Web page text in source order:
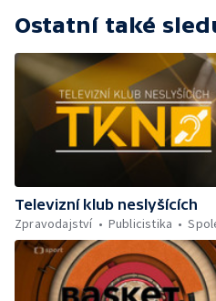
Ostatní také
Televizní klub neslyšících
Zpravodajství
Publicistika